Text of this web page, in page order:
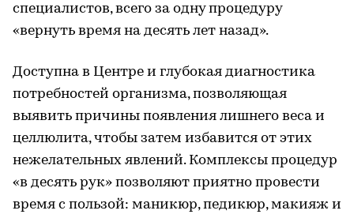
специалистов, всего за одну процедуру
«вернуть время на десять лет назад».
Доступна в Центре и глубокая диагностика
потребностей организма, позволяющая
выявить причины появления лишнего веса и
целлюлита, чтобы затем избавится от этих
нежелательных явлений. Комплексы процедур
«в десять рук» позволяют приятно провести
время с пользой: маникюр, педикюр, макияж и